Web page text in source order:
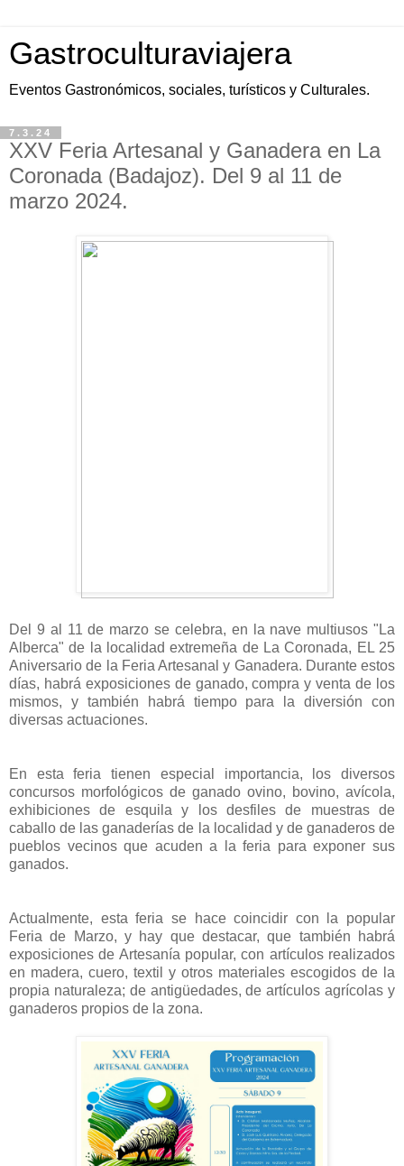
Gastroculturaviajera
Eventos Gastronómicos, sociales, turísticos y Culturales.
7.3.24
XXV Feria Artesanal y Ganadera en La
Coronada (Badajoz). Del 9 al 11 de
marzo 2024.
Del 9 al 11 de marzo se celebra, en la nave multiusos "La
Alberca" de la localidad extremeña de La Coronada, EL 25
Aniversario de la Feria Artesanal y Ganadera. Durante estos
días, habrá exposiciones de ganado, compra y venta de los
mismos, y también habrá tiempo para la diversión con
diversas actuaciones.
En esta feria tienen especial importancia, los diversos
concursos morfológicos de ganado ovino, bovino, avícola,
exhibiciones de esquila y los desfiles de muestras de
caballo de las ganaderías de la localidad y de ganaderos de
pueblos vecinos que acuden a la feria para exponer sus
ganados.
Actualmente, esta feria se hace coincidir con la popular
Feria de Marzo, y hay que destacar, que también habrá
exposiciones de Artesanía popular, con artículos realizados
en madera, cuero, textil y otros materiales escogidos de la
propia naturaleza; de antigüedades, de artículos agrícolas y
ganaderos propios de la zona.